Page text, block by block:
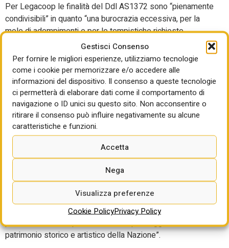
Gestisci Consenso
Per fornire le migliori esperienze, utilizziamo tecnologie
come i cookie per memorizzare e/o accedere alle
informazioni del dispositivo. Il consenso a queste tecnologie
ci permetterà di elaborare dati come il comportamento di
navigazione o ID unici su questo sito. Non acconsentire o
ritirare il consenso può influire negativamente su alcune
caratteristiche e funzioni.
Accetta
Nega
Visualizza preferenze
Cookie PolicyPrivacy Policy
Per Legacoop le finalità del Ddl AS1372 sono “pienamente
condivisibili” in quanto “una burocrazia eccessiva, per la
mole di adempimenti e per le tempistiche richieste,
rappresenta un ostacolo all’azione sia dei privati cittadini
sia, a maggior ragione, delle imprese, di qualsiasi settore”.
Allo stesso tempo – sostengono le cooperative – “le
norme, per essere agevolmente applicate, devono essere
il più possibile chiare e non contraddittorie, al fine di
permettere a tutti i soggetti del diritto di fare un
ragionevole affidamento sulle modalità con cui le norme
stesse saranno applicate”.
Detto questo, Legaccop non segue l’orientamento radicale
della proposta e ricorda che “le norme che qui si discutono
e che il Ddl si propone di modificare o integrare, sono
poste a tutela del paesaggio, bene pubblico di primaria
rilevanza, tanto da godere di specifica tutela
costituzionale, tant’è che l’articolo 9 della Costituzione
prevede che “la Repubblica tutela il paesaggio e il
patrimonio storico e artistico della Nazione”.